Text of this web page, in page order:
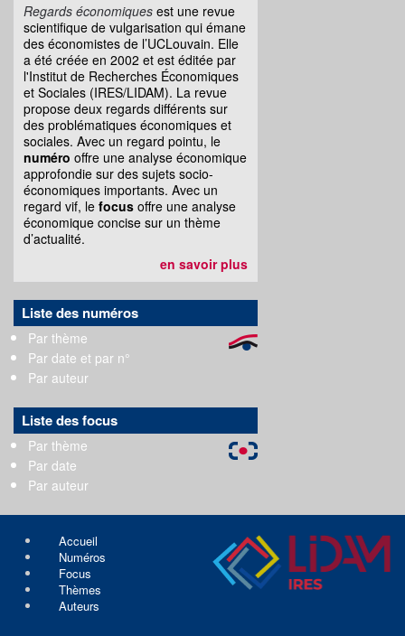
Regards économiques est une revue
scientifique de vulgarisation qui émane
des économistes de l’UCLouvain. Elle
a été créée en 2002 et est éditée par
l'Institut de Recherches Économiques
et Sociales (IRES/LIDAM). La revue
propose deux regards différents sur
des problématiques économiques et
sociales. Avec un regard pointu, le
numéro offre une analyse économique
approfondie sur des sujets socio-
économiques importants. Avec un
regard vif, le focus offre une analyse
économique concise sur un thème
d’actualité.
en savoir plus
Liste des numéros
Par thème
Par date et par n°
Par auteur
Liste des focus
Par thème
Par date
Par auteur
Accueil
Numéros
Focus
Thèmes
Auteurs